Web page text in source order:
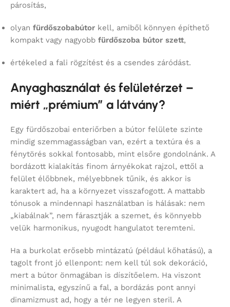
párosítás,
olyan fürdőszobabútor kell, amiből könnyen építhető
kompakt vagy nagyobb fürdőszoba bútor szett,
értékeled a fali rögzítést és a csendes záródást.
Anyaghasználat és felületérzet –
miért „prémium” a látvány?
Egy fürdőszobai enteriőrben a bútor felülete szinte
mindig szemmagasságban van, ezért a textúra és a
fénytörés sokkal fontosabb, mint elsőre gondolnánk. A
bordázott kialakítás finom árnyékokat rajzol, ettől a
felület élőbbnek, mélyebbnek tűnik, és akkor is
karaktert ad, ha a környezet visszafogott. A mattabb
tónusok a mindennapi használatban is hálásak: nem
„kiabálnak”, nem fárasztják a szemet, és könnyebb
velük harmonikus, nyugodt hangulatot teremteni.
Ha a burkolat erősebb mintázatú (például kőhatású), a
tagolt front jó ellenpont: nem kell túl sok dekoráció,
mert a bútor önmagában is díszítőelem. Ha viszont
minimalista, egyszínű a fal, a bordázás pont annyi
dinamizmust ad, hogy a tér ne legyen steril. A